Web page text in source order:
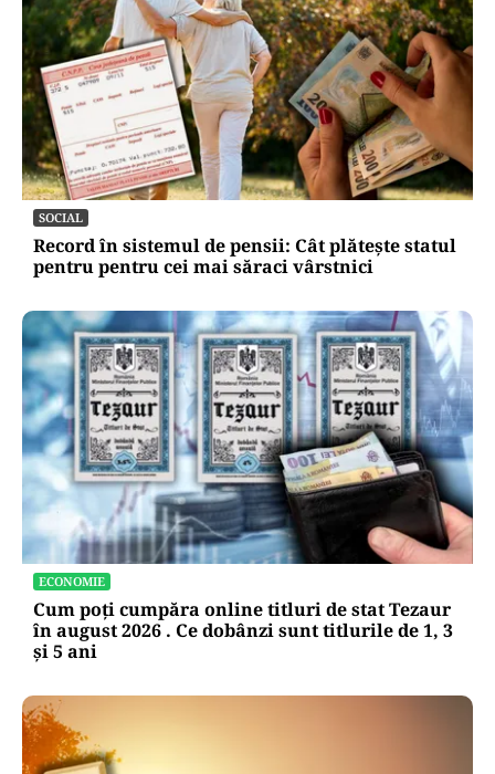
SOCIAL
Record în sistemul de pensii: Cât plătește statul
pentru pentru cei mai săraci vârstnici
ECONOMIE
Cum poți cumpăra online titluri de stat Tezaur
în august 2026 . Ce dobânzi sunt titlurile de 1, 3
și 5 ani